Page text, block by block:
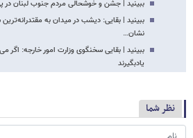
ببینید | جشن و خوشحالی مردم جنوب لبنان در
ببینید | بقایی: دیشب در میدان به
نشان…
ببینید | بقایی سخنگوی وزارت امور خارجه: اگر
یادبگیرند
نظر شما